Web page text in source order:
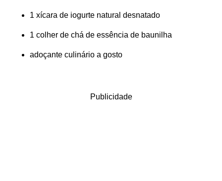
1 xícara de iogurte natural desnatado
1 colher de chá de essência de baunilha
adoçante culinário a gosto
Publicidade